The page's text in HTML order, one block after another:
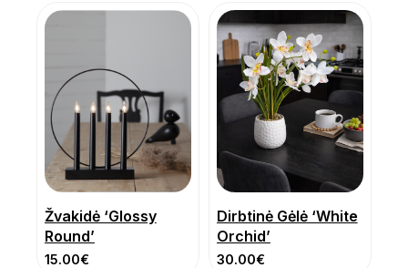
Žvakidė ‘Glossy
Round’
15.00€
Dirbtinė Gėlė ‘White
Orchid’
30.00€